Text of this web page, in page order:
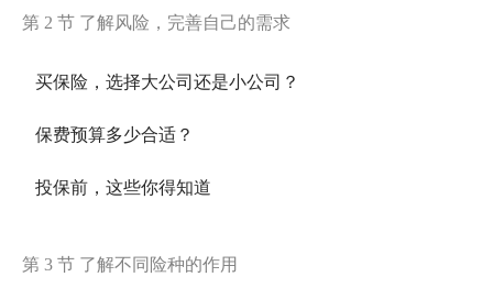
第 2 节 了解风险，完善自己的需求
买保险，选择大公司还是小公司？
保费预算多少合适？
投保前，这些你得知道
第 3 节 了解不同险种的作用